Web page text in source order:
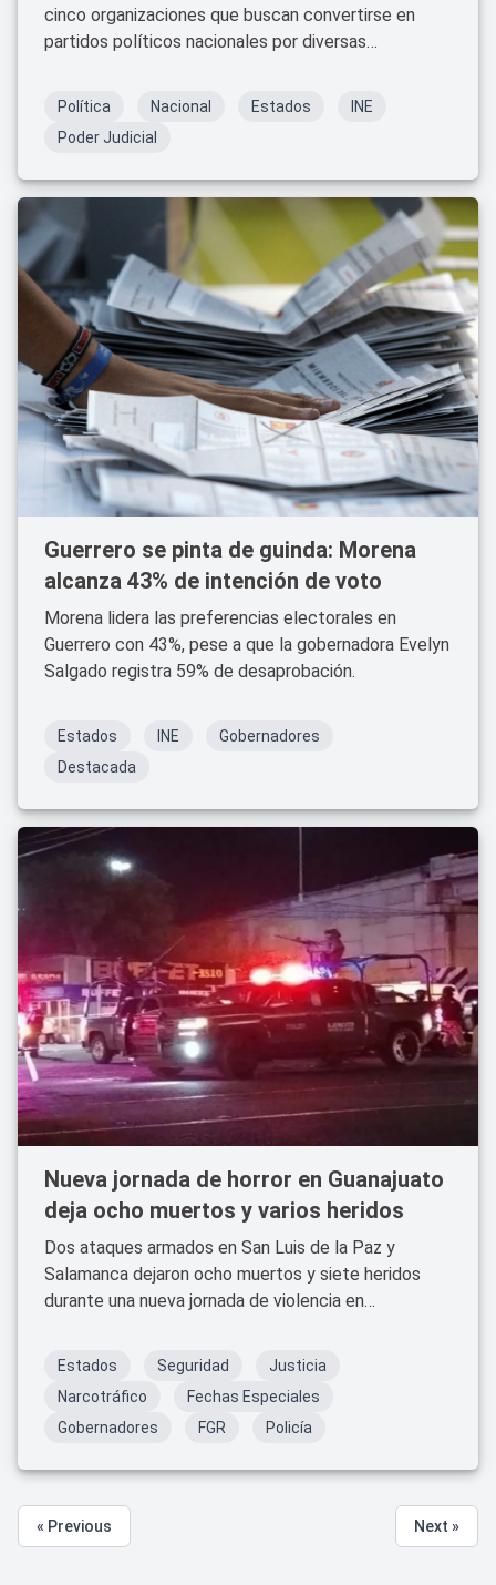
cinco organizaciones que buscan convertirse en
partidos políticos nacionales por diversas
Política Nacional Estados
INE
Poder Judicial
Guerrero se pinta de guinda: Morena
alcanza 43% de intención de voto
Morena lidera las preferencias electorales en
Guerrero con 43%, pese a que la gobernadora Evelyn
Salgado registra 59% de desaprobación.
Estados INE
Gobernadores
Destacada
Nueva jornada de horror en Guanajuato
deja ocho muertos y varios heridos
Dos ataques armados en San Luis de la Paz y
Salamanca dejaron ocho muertos y siete heridos
durante una nueva jornada de violencia en
Estados Seguridad
Justicia
Narcotráfico
Fechas Especiales
Gobernadores
FGR Policía
« Previous Next »